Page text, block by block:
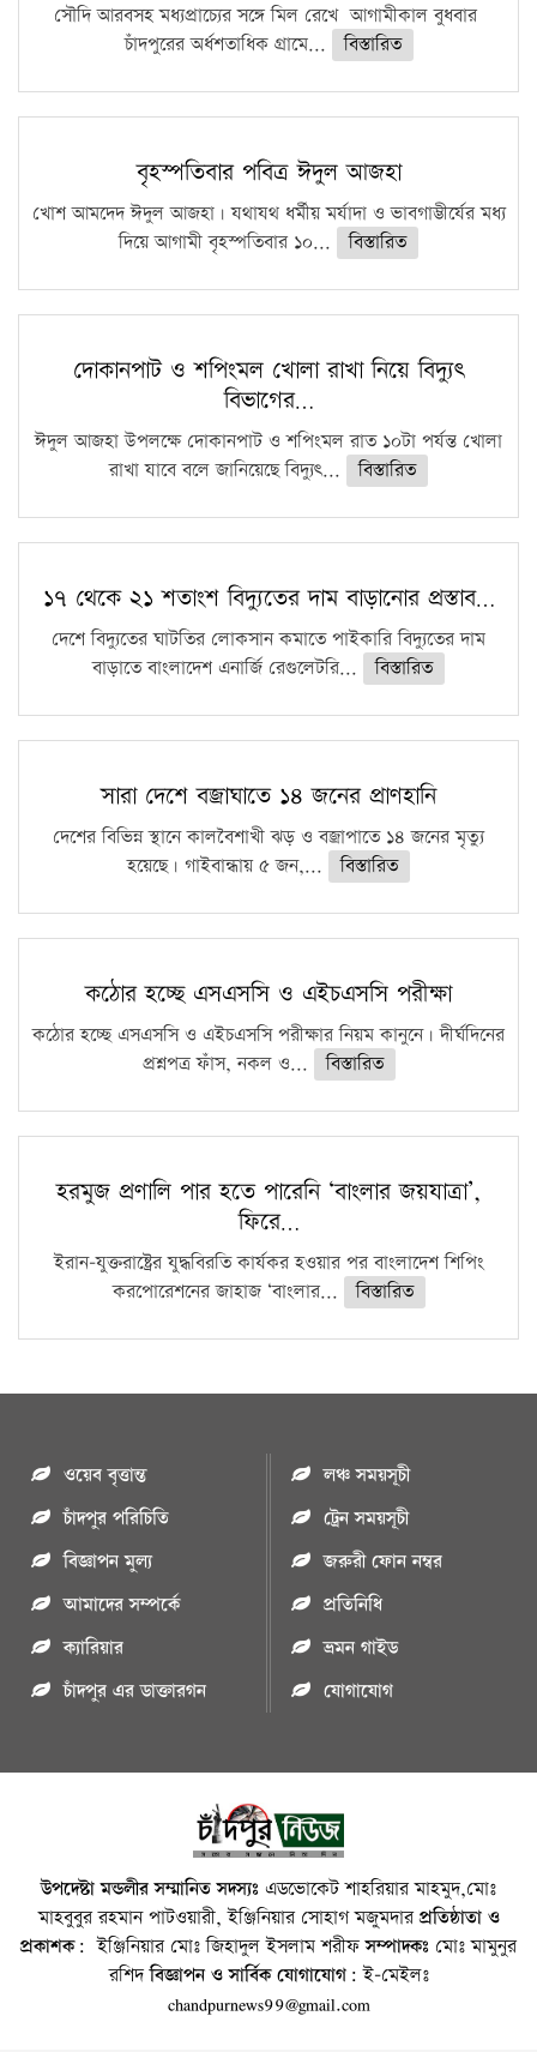
সৌদি আরবসহ মধ্যপ্রাচ্যের সঙ্গে মিল রেখে আগামীকাল বুধবার
চাঁদপুরের অর্ধশতাধিক গ্রামে...
বিস্তারিত
বৃহস্পতিবার পবিত্র ঈদুল আজহা
খোশ আমদেদ ঈদুল আজহা। যথাযথ ধর্মীয় মর্যাদা ও ভাবগাম্ভীর্যের মধ্য
দিয়ে আগামী বৃহস্পতিবার ১০...
বিস্তারিত
দোকানপাট ও শপিংমল খোলা রাখা নিয়ে বিদ্যুৎ
বিভাগের…
ঈদুল আজহা উপলক্ষে দোকানপাট ও শপিংমল রাত ১০টা পর্যন্ত খোলা
রাখা যাবে বলে জানিয়েছে বিদ্যুৎ...
বিস্তারিত
১৭ থেকে ২১ শতাংশ বিদ্যুতের দাম বাড়ানোর প্রস্তাব…
দেশে বিদ্যুতের ঘাটতির লোকসান কমাতে পাইকারি বিদ্যুতের দাম
বাড়াতে বাংলাদেশ এনার্জি রেগুলেটরি...
বিস্তারিত
সারা দেশে বজ্রাঘাতে ১৪ জনের প্রাণহানি
দেশের বিভিন্ন স্থানে কালবৈশাখী ঝড় ও বজ্রাপাতে ১৪ জনের মৃত্যু
হয়েছে। গাইবান্ধায় ৫ জন,...
বিস্তারিত
কঠোর হচ্ছে এসএসসি ও এইচএসসি পরীক্ষা
কঠোর হচ্ছে এসএসসি ও এইচএসসি পরীক্ষার নিয়ম কানুনে। দীর্ঘদিনের
প্রশ্নপত্র ফাঁস, নকল ও...
বিস্তারিত
হরমুজ প্রণালি পার হতে পারেনি ‘বাংলার জয়যাত্রা’,
ফিরে…
ইরান-যুক্তরাষ্ট্রের যুদ্ধবিরতি কার্যকর হওয়ার পর বাংলাদেশ শিপিং
করপোরেশনের জাহাজ ‘বাংলার...
বিস্তারিত
ওয়েব বৃত্তান্ত
চাঁদপুর পরিচিতি
বিজ্ঞাপন মুল্য
আমাদের সম্পর্কে
ক্যারিয়ার
চাঁদপুর এর ডাক্তারগন
লঞ্চ সময়সূচী
ট্রেন সময়সূচী
জরুরী ফোন নম্বর
প্রতিনিধি
ভ্রমন গাইড
যোগাযোগ
উপদেষ্টা মন্ডলীর সম্মানিত সদস্যঃ এডভোকেট শাহরিয়ার মাহমুদ,মোঃ
মাহবুবুর রহমান পাটওয়ারী, ইঞ্জিনিয়ার সোহাগ মজুমদারপ্রতিষ্ঠাতা ও
প্রকাশক: ইঞ্জিনিয়ার মোঃ জিহাদুল ইসলাম শরীফসম্পাদকঃ মোঃ মামুনুর
রশিদবিজ্ঞাপন ও সার্বিক যোগাযোগ: ই-মেইলঃ
chandpurnews99@gmail.com